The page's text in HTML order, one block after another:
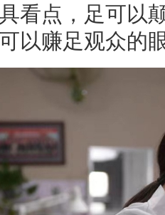
看点，足可以
以赚足观众的